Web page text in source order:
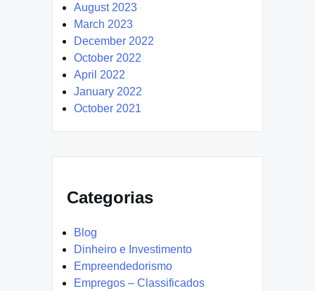
August 2023
March 2023
December 2022
October 2022
April 2022
January 2022
October 2021
Categorias
Blog
Dinheiro e Investimento
Empreendedorismo
Empregos – Classificados